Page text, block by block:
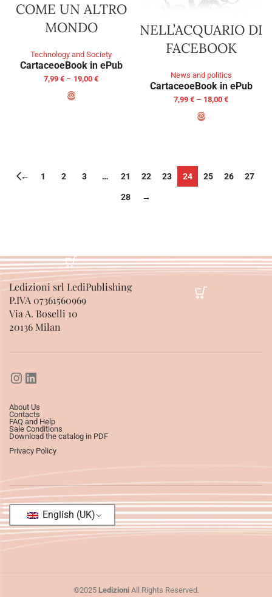
COME UN ALTRO
MONDO
Technology and Society
CartaceoeBook in ePub
7,99 € – 19,00 €
NELL’ACQUARIO DI
FACEBOOK
News and politics
CartaceoeBook in ePub
7,99 € – 18,00 €
← 1 2 3 … 21 22 23 24 25 26 27
28 →
Ledizioni srl LediPublishing
P.IVA 07361560969
Via A. Boselli 10
20136 Milan
About Us
Contacts
FAQ and Help
Sale Conditions
Download the catalog in PDF
Privacy Policy
English (UK)
©2025 LedizioniAll Rights Reserved.